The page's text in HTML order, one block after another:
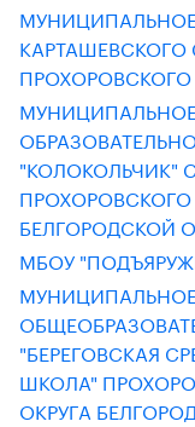
КАРТАШЕВСКОГО
"КОЛОКОЛЬЧИК"
БЕЛГОРОДСКОЙ
МБОУ
"БЕРЕГОВСКАЯ
ШКОЛА"
ОКРУГА